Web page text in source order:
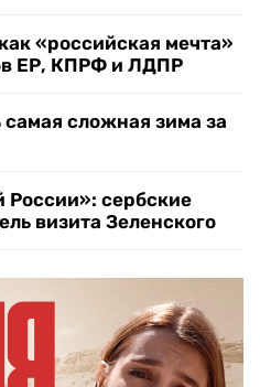
«российская мечта»
ЕР, КПРФ и ЛДПР
сложная зима за
России»: сербские
визита Зеленского